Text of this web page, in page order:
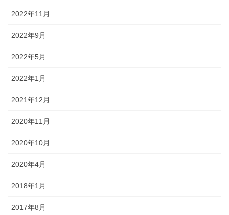
2022年11月
2022年9月
2022年5月
2022年1月
2021年12月
2020年11月
2020年10月
2020年4月
2018年1月
2017年8月